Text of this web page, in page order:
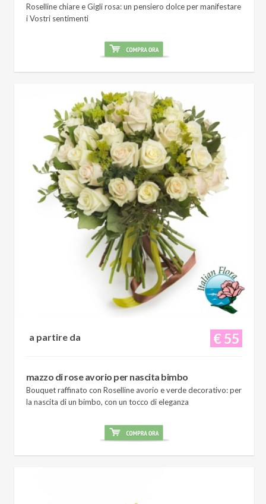
Roselline chiare e Gigli rosa: un pensiero dolce per manifestare
i Vostri sentimenti
€ 55
a partire da
mazzo di rose avorio per nascita bimbo
Bouquet raffinato con Roselline avorio e verde decorativo: per
la nascita di un bimbo, con un tocco di eleganza